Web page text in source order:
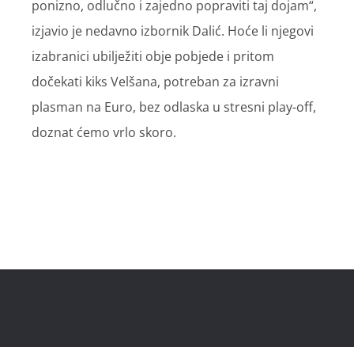
ponizno, odlučno i zajedno popraviti taj dojam“,
izjavio je nedavno izbornik Dalić. Hoće li njegovi
izabranici ubilježiti obje pobjede i pritom
dočekati kiks Velšana, potreban za izravni
plasman na Euro, bez odlaska u stresni play-off,
doznat ćemo vrlo skoro.